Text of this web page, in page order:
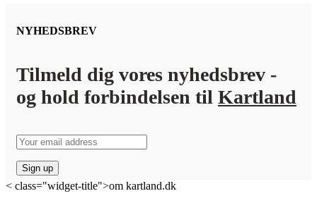
NYHEDSBREV
Tilmeld dig vores nyhedsbrev -
og hold forbindelsen til Kartland
< class="widget-title">om kartland.dk